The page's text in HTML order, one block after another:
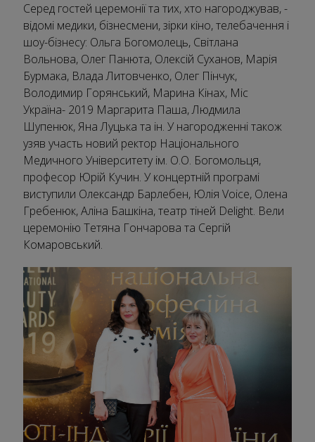
Серед гостей церемонії та тих, хто нагороджував, -
відомі медики, бізнесмени, зірки кіно, телебачення і
шоу-бізнесу: Ольга Богомолець, Світлана
Вольнова, Олег Панюта, Олексій Суханов, Марія
Бурмака, Влада Литовченко, Олег Пінчук,
Володимир Горянський, Марина Кінах, Міс
Україна- 2019 Маргарита Паша, Людмила
Шупенюк, Яна Луцька та ін. У нагородженні також
узяв участь новий ректор Національного
Медичного Університету ім. О.О. Богомольця,
професор Юрій Кучин. У концертній програмі
виступили Олександр Барлебен, Юлія Voice, Олена
Гребенюк, Аліна Башкіна, театр тіней Delight. Вели
церемонію Тетяна Гончарова та Сергій
Комаровський.